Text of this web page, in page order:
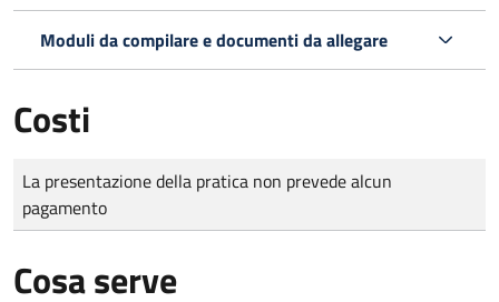
Moduli da compilare e documenti da allegare
Costi
Tipo di pagamento
Importo
La presentazione della pratica non prevede alcun
pagamento
Cosa serve